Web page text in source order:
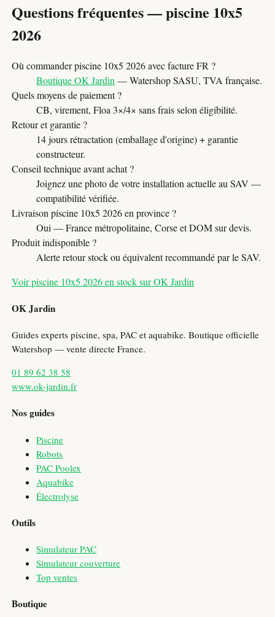
Questions fréquentes — piscine 10x5
2026
Où commander piscine 10x5 2026 avec facture FR ?
Boutique OK Jardin — Watershop SASU, TVA française.
Quels moyens de paiement ?
CB, virement, Floa 3×/4× sans frais selon éligibilité.
Retour et garantie ?
14 jours rétractation (emballage d'origine) + garantie
constructeur.
Conseil technique avant achat ?
Joignez une photo de votre installation actuelle au SAV —
compatibilité vérifiée.
Livraison piscine 10x5 2026 en province ?
Oui — France métropolitaine, Corse et DOM sur devis.
Produit indisponible ?
Alerte retour stock ou équivalent recommandé par le SAV.
Voir piscine 10x5 2026 en stock sur OK Jardin
OK Jardin
Guides experts piscine, spa, PAC et aquabike. Boutique officielle
Watershop — vente directe France.
01 89 62 38 58
www.ok-jardin.fr
Nos guides
Piscine
Robots
PAC Poolex
Aquabike
Électrolyse
Outils
Simulateur PAC
Simulateur couverture
Top ventes
Boutique